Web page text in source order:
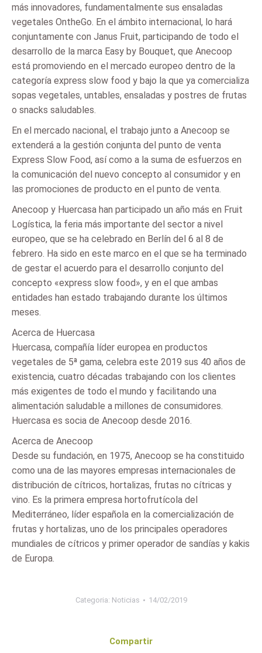
más innovadores, fundamentalmente sus ensaladas
vegetales OntheGo. En el ámbito internacional, lo hará
conjuntamente con Janus Fruit, participando de todo el
desarrollo de la marca Easy by Bouquet, que Anecoop
está promoviendo en el mercado europeo dentro de la
categoría express slow food y bajo la que ya comercializa
sopas vegetales, untables, ensaladas y postres de frutas
o snacks saludables.
En el mercado nacional, el trabajo junto a Anecoop se
extenderá a la gestión conjunta del punto de venta
Express Slow Food, así como a la suma de esfuerzos en
la comunicación del nuevo concepto al consumidor y en
las promociones de producto en el punto de venta.
Anecoop y Huercasa han participado un año más en Fruit
Logística, la feria más importante del sector a nivel
europeo, que se ha celebrado en Berlín del 6 al 8 de
febrero. Ha sido en este marco en el que se ha terminado
de gestar el acuerdo para el desarrollo conjunto del
concepto «express slow food», y en el que ambas
entidades han estado trabajando durante los últimos
meses.
Acerca de Huercasa
Huercasa, compañía líder europea en productos
vegetales de 5ª gama, celebra este 2019 sus 40 años de
existencia, cuatro décadas trabajando con los clientes
más exigentes de todo el mundo y facilitando una
alimentación saludable a millones de consumidores.
Huercasa es socia de Anecoop desde 2016.
Acerca de Anecoop
Desde su fundación, en 1975, Anecoop se ha constituido
como una de las mayores empresas internacionales de
distribución de cítricos, hortalizas, frutas no cítricas y
vino. Es la primera empresa hortofrutícola del
Mediterráneo, líder española en la comercialización de
frutas y hortalizas, uno de los principales operadores
mundiales de cítricos y primer operador de sandías y kakis
de Europa.
Categoria: Noticias 14/02/2019
Compartir